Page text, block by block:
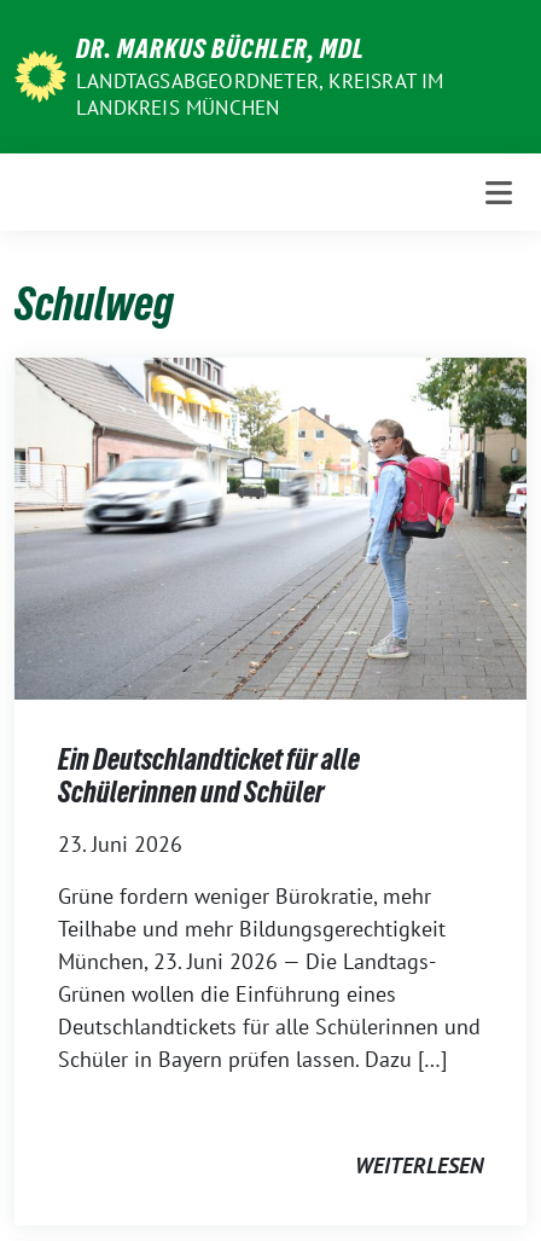
zum
Inhalt
DR. MARKUS BÜCHLER, MDL
LANDTAGSABGEORDNETER, KREISRAT IM
LANDKREIS MÜNCHEN
Schulweg
Ein Deutschlandticket für alle
Schülerinnen und Schüler
23. Juni 2026
Grüne fordern weniger Bürokratie, mehr
Teilhabe und mehr Bildungsgerechtigkeit
München, 23. Juni 2026 — Die Landtags-
Grünen wollen die Einführung eines
Deutschlandtickets für alle Schülerinnen und
Schüler in Bayern prüfen lassen. Dazu […]
WEITERLESEN